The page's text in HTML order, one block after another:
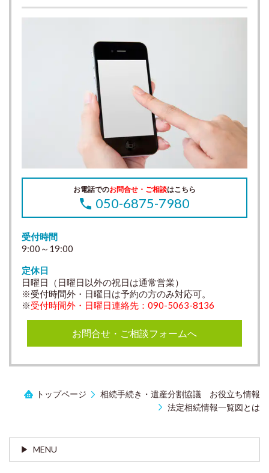
お電話でのお問合せ・ご相談はこちら
050-6875-7980
受付時間
9:00～19:00
定休日
日曜日（日曜日以外の祝日は通常営業）
※受付時間外・日曜日は予約の方のみ対応可。
※受付時間外・日曜日連絡先：090-5063-8136
お問合せ・ご相談フォームへ
トップページ
相続手続き・遺産分割協議 お役立ち情報
法定相続情報一覧図とは
MENU